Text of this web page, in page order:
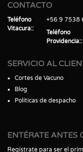
CONTACTO
Teléfono
Vitacura:
+56 9 7538
Teléfono
Providencia:
SERVICIO AL
Cortes de Vacuno
Blog
Políticas de despacho
ENTÉRATE ANTES
Regístrate para ser el